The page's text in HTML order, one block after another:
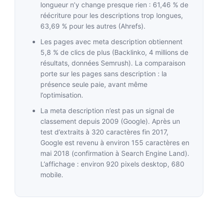
longueur n’y change presque rien : 61,46 % de
réécriture pour les descriptions trop longues,
63,69 % pour les autres (Ahrefs).
Les pages avec meta description obtiennent
5,8 % de clics de plus (Backlinko, 4 millions de
résultats, données Semrush). La comparaison
porte sur les pages sans description : la
présence seule paie, avant même
l’optimisation.
La meta description n’est pas un signal de
classement depuis 2009 (Google). Après un
test d’extraits à 320 caractères fin 2017,
Google est revenu à environ 155 caractères en
mai 2018 (confirmation à Search Engine Land).
L’affichage : environ 920 pixels desktop, 680
mobile.